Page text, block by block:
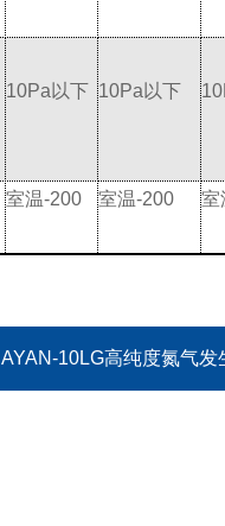
10Pa以下 10Pa以下
室温-200 室温-200 室
AYAN-10LG高纯度氮气